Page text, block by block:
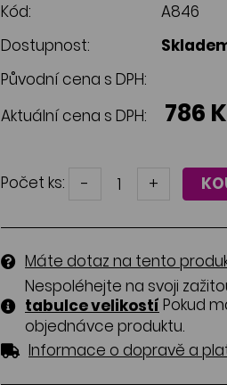
Kód:
A846
Dostupnost:
Původní cena s DPH:
Aktuální cena s DPH:
786
Počet ks: - +
Máte dotaz na tento
Nespoléhejte na svoji
tabulce velikostí Pokud
objednávce produktu.
Informace o dopravě a